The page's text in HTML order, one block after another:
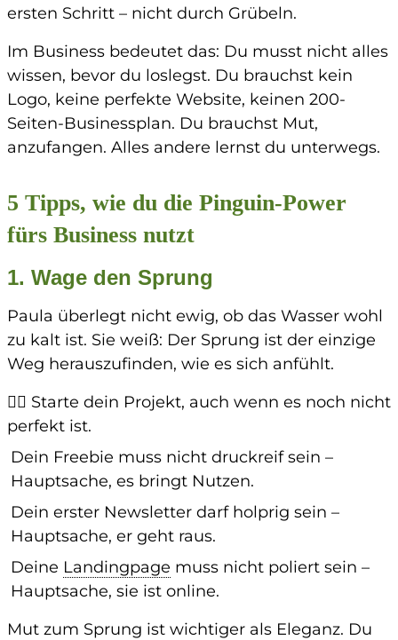
ersten Schritt – nicht durch Grübeln.
Im Business bedeutet das: Du musst nicht alles
wissen, bevor du loslegst. Du brauchst kein
Logo, keine perfekte Website, keinen 200-
Seiten-Businessplan. Du brauchst Mut,
anzufangen. Alles andere lernst du unterwegs.
5 Tipps, wie du die Pinguin-Power
fürs Business nutzt
1. Wage den Sprung
Paula überlegt nicht ewig, ob das Wasser wohl
zu kalt ist. Sie weiß: Der Sprung ist der einzige
Weg herauszufinden, wie es sich anfühlt.
👉🏼 Starte dein Projekt, auch wenn es noch nicht
perfekt ist.
Dein Freebie muss nicht druckreif sein –
Hauptsache, es bringt Nutzen.
Dein erster Newsletter darf holprig sein –
Hauptsache, er geht raus.
Deine Landingpage muss nicht poliert sein –
Hauptsache, sie ist online.
Mut zum Sprung ist wichtiger als Eleganz. Du